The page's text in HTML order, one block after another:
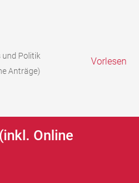
und Politik
Anträge)
Vorlesen
Online